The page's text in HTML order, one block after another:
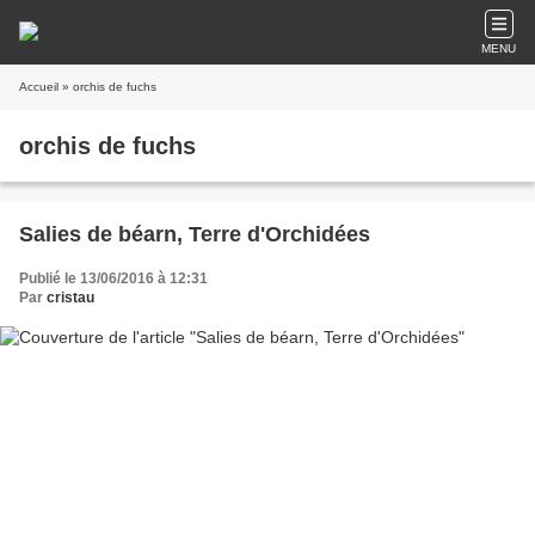
MENU
Accueil » orchis de fuchs
orchis de fuchs
Salies de béarn, Terre d'Orchidées
Publié le 13/06/2016 à 12:31
Par cristau